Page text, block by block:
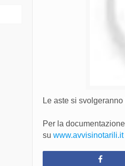
Le aste si
Per la
su www.avvisinotarili.it